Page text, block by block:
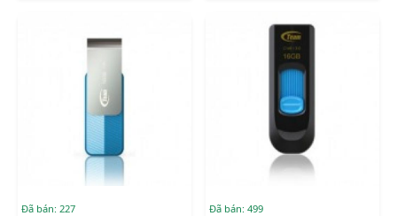
Đã bán: 227 Đã bán: 499